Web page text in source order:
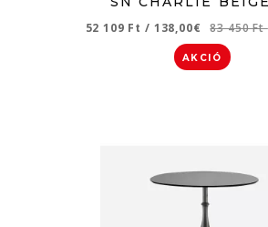
52 109 Ft / 138,00€ 83 450 Ft
AKCIÓ